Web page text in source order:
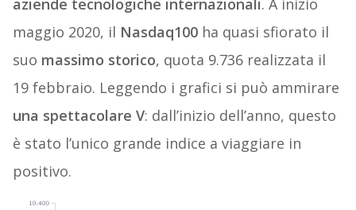
aziende tecnologiche internazionali. A inizio
maggio 2020, il Nasdaq100ha quasi sfiorato il
suo massimo storico, quota 9.736 realizzata il
19 febbraio. Leggendo i grafici si può ammirare
una spettacolare V: dall’inizio dell’anno, questo
è stato l’unico grande indice a viaggiare in
positivo.